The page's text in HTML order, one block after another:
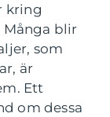
kring
Många blir
som
är
Ett
om dessa